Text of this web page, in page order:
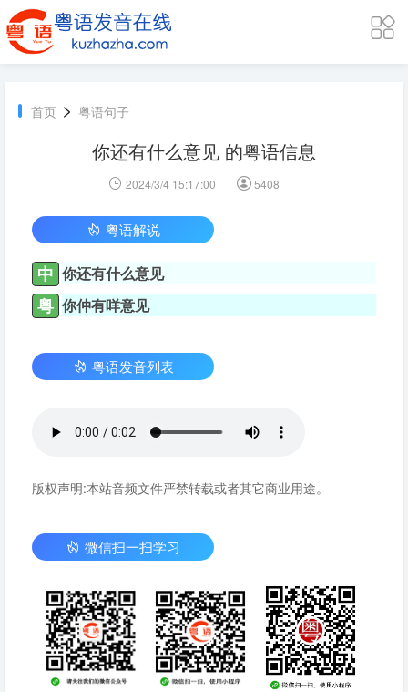
首页 > 粤语句子
你还有什么意见 的粤语信息
2024/3/4 15:17:00 5408
粤语解说
中 你还有什么意见
粤 你仲有咩意见
粤语发音列表
版权声明:本站音频文件严禁转载或者其它商业用途。
微信扫一扫学习